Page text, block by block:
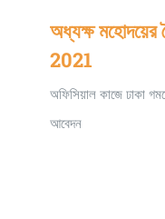
অধ্যক্ষ
2021
অফিসিয়াল কাজে ঢাকা
আবেদন